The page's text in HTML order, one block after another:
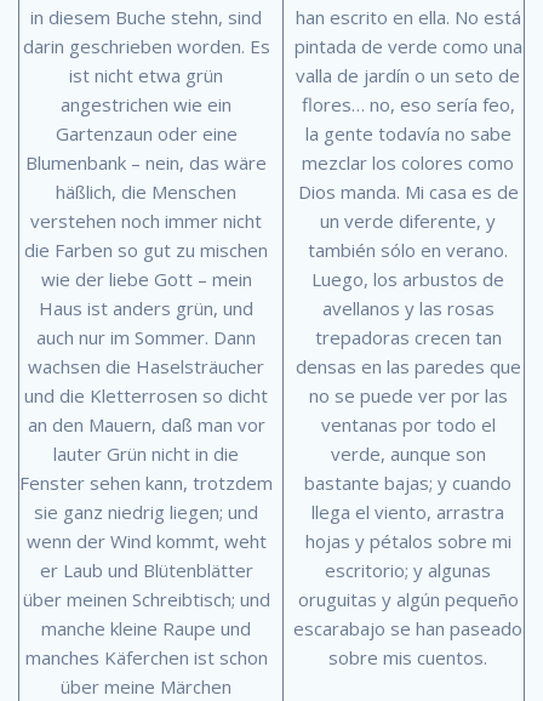
in diesem Buche stehn, sind
darin geschrieben worden. Es
ist nicht etwa grün
angestrichen wie ein
Gartenzaun oder eine
Blumenbank – nein, das wäre
häßlich, die Menschen
verstehen noch immer nicht
die Farben so gut zu mischen
wie der liebe Gott – mein
Haus ist anders grün, und
auch nur im Sommer. Dann
wachsen die Haselsträucher
und die Kletterrosen so dicht
an den Mauern, daß man vor
lauter Grün nicht in die
Fenster sehen kann, trotzdem
sie ganz niedrig liegen; und
wenn der Wind kommt, weht
er Laub und Blütenblätter
über meinen Schreibtisch; und
manche kleine Raupe und
manches Käferchen ist schon
über meine Märchen
han escrito en ella. No está
pintada de verde como una
valla de jardín o un seto de
flores… no, eso sería feo,
la gente todavía no sabe
mezclar los colores como
Dios manda. Mi casa es de
un verde diferente, y
también sólo en verano.
Luego, los arbustos de
avellanos y las rosas
trepadoras crecen tan
densas en las paredes que
no se puede ver por las
ventanas por todo el
verde, aunque son
bastante bajas; y cuando
llega el viento, arrastra
hojas y pétalos sobre mi
escritorio; y algunas
oruguitas y algún pequeño
escarabajo se han paseado
sobre mis cuentos.